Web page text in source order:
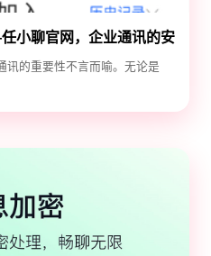
小聊官网，企业通讯的安
讯的重要性不言而喻。无论是